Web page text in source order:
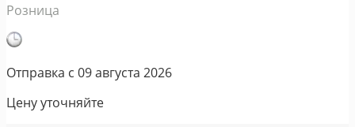
Розница
Отправка с 09 августа 2026
Цену уточняйте